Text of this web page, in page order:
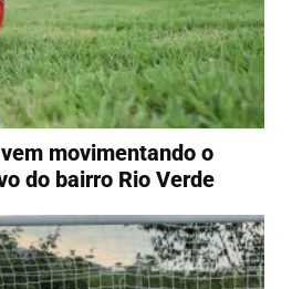
movimentando o
do bairro Rio Verde